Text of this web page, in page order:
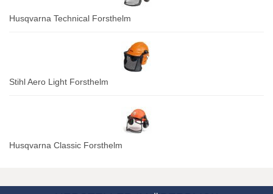
Husqvarna Technical Forsthelm
Stihl Aero Light Forsthelm
Husqvarna Classic Forsthelm